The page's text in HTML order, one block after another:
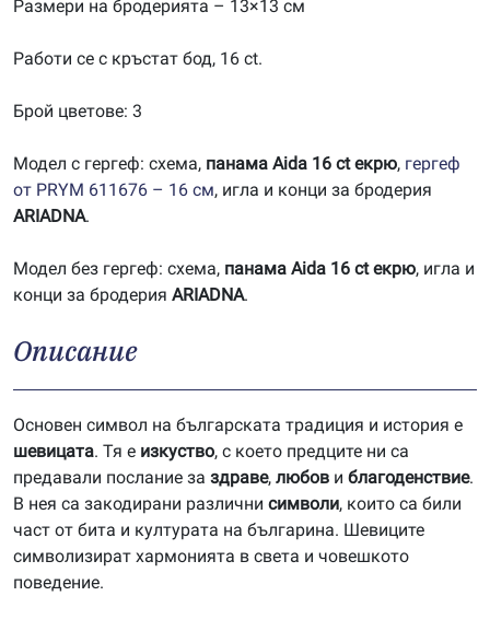
Размери на бродерията – 13×13 см
Работи се с кръстат бод, 16 ct.
Брой цветове: 3
Модел с гергеф: схема, панама Aida 16 ct екрю, гергеф
от PRYM 611676 – 16 см, игла и конци за бродерия
ARIADNA.
Модел без гергеф: схема, панама Aida 16 ct екрю, игла и
конци за бродерия ARIADNA.
Описание
Основен символ на българската традиция и история е
шевицата. Тя е изкуство, с което предците ни са
предавали послание за здраве, любов и благоденствие.
В нея са закодирани различни символи, които са били
част от бита и културата на българина. Шевиците
символизират хармонията в света и човешкото
поведение.